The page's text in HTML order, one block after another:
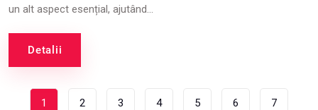
un alt aspect esențial, ajutând...
Detalii
1 2 3 4 5 6 7